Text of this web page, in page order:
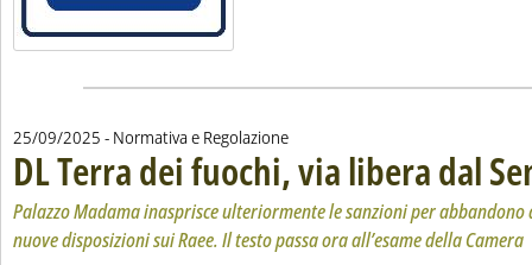
25/09/2025 - Normativa e Regolazione
DL Terra dei fuochi, via libera dal
Palazzo Madama inasprisce ulteriormente le sanzioni per
nuove disposizioni sui Raee. Il testo passa ora all’esame della Camera